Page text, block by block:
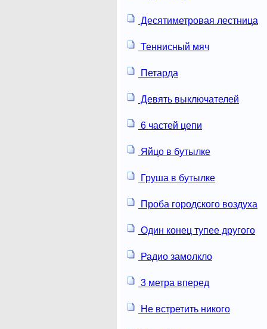
Десятиметровая лестница
Теннисный мяч
Петарда
Девять выключателей
6 частей цепи
Яйцо в бутылке
Груша в бутылке
Проба городского воздуха
Один конец тупее другого
Радио замолкло
3 метра вперед
Не встретить никого